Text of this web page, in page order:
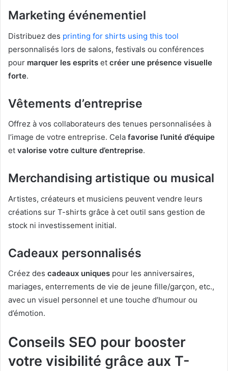
Marketing événementiel
Distribuez des printing for shirts using this tool
personnalisés lors de salons, festivals ou conférences
pour marquer les esprits et créer une présence visuelle
forte.
Vêtements d’entreprise
Offrez à vos collaborateurs des tenues personnalisées à
l’image de votre entreprise. Cela favorise l’unité d’équipe
et valorise votre culture d’entreprise.
Merchandising artistique ou musical
Artistes, créateurs et musiciens peuvent vendre leurs
créations sur T-shirts grâce à cet outil sans gestion de
stock ni investissement initial.
Cadeaux personnalisés
Créez des cadeaux uniques pour les anniversaires,
mariages, enterrements de vie de jeune fille/garçon, etc.,
avec un visuel personnel et une touche d’humour ou
d’émotion.
Conseils SEO pour booster
votre visibilité grâce aux T-